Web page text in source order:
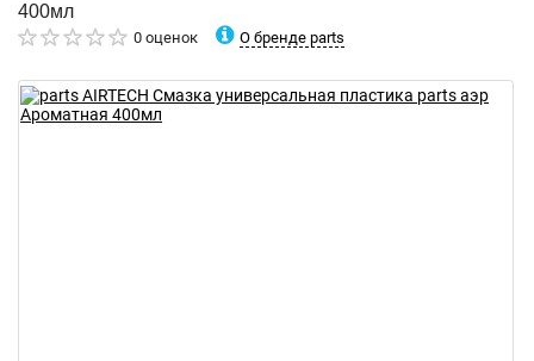
400мл
0 оценок О бренде parts